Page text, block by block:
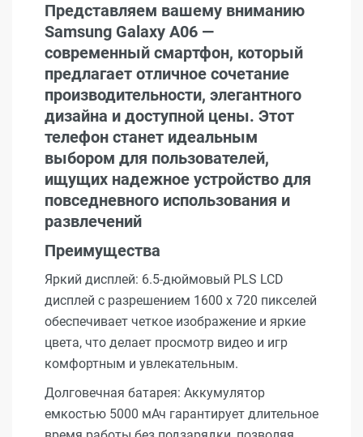
Представляем вашему вниманию
Samsung Galaxy A06 —
современный смартфон, который
предлагает отличное сочетание
производительности, элегантного
дизайна и доступной цены. Этот
телефон станет идеальным
выбором для пользователей,
ищущих надежное устройство для
повседневного использования и
развлечений
Преимущества
Яркий дисплей: 6.5-дюймовый PLS LCD
дисплей с разрешением 1600 x 720 пикселей
обеспечивает четкое изображение и яркие
цвета, что делает просмотр видео и игр
комфортным и увлекательным.
Долговечная батарея: Аккумулятор
емкостью 5000 мАч гарантирует длительное